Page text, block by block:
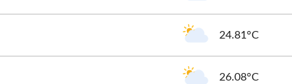
24.81°C
26.08°C